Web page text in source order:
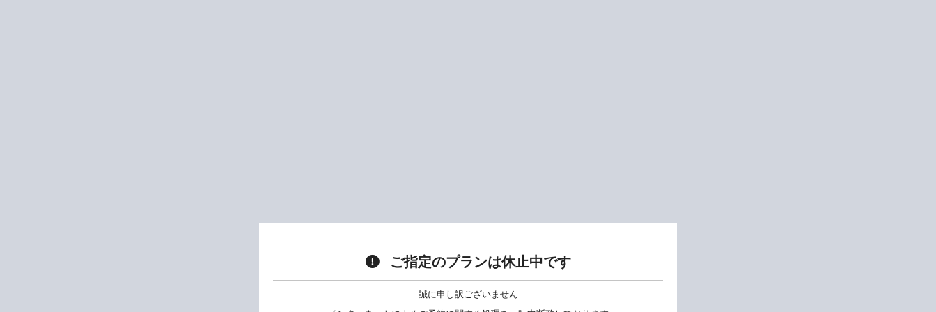
ご指定のプランは休止中です
誠に申し訳ございません